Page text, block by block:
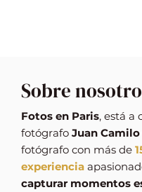
Sobre
Fotos en Paris, está a
fotógrafo Juan
fotógrafo con más de
experiencia
capturar momentos